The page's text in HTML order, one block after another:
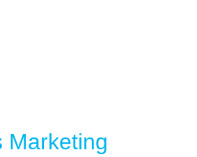
Marketing